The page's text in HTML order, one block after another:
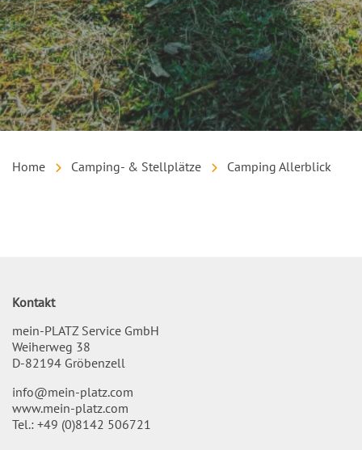
Home Camping- & Stellplätze Camping Allerblick
Kontakt
mein-PLATZ Service GmbH
Weiherweg 38
D-82194 Gröbenzell
info@mein-platz.com
www.mein-platz.com
Tel.: +49 (0)8142 506721